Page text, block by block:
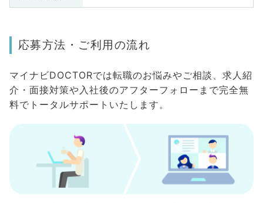
応募方法・ご利用の流れ
マイナビDOCTORでは転職のお悩みやご相談、求人紹
介・面接対策や入社後のアフターフォローまで完全無
料でトータルサポートいたします。